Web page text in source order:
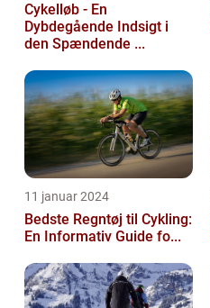
Cykelløb - En
Dybdegående Indsigt i
den Spændende ...
11 januar 2024
Bedste Regntøj til Cykling:
En Informativ Guide fo...